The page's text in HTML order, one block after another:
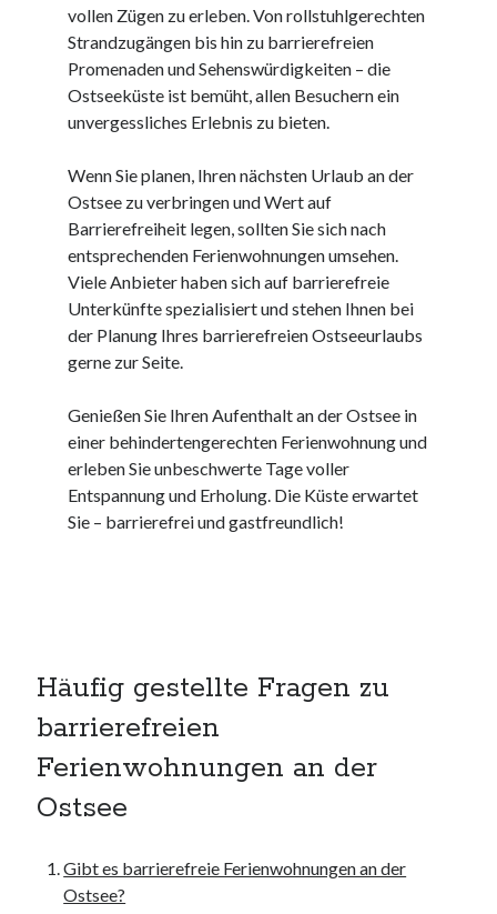
Kategorien
barrierefreie website
ferienhaus
ferienwohnung
ferienwohnung mit pflegebett nordsee
ferienwohnungen
fewo
firmenumzug
grundschule
hause
kunst und handwerk
privatumzug
rollstuhlgerechte ferienwohnung
seniorenreisen
sportunterricht
türmaße
typo3
Uncategorized
unterkunft
vollen Zügen zu erleben. Von rollstuhlgerechten
Strandzugängen bis hin zu barrierefreien
Promenaden und Sehenswürdigkeiten – die
Ostseeküste ist bemüht, allen Besuchern ein
unvergessliches Erlebnis zu bieten.
Wenn Sie planen, Ihren nächsten Urlaub an der
Ostsee zu verbringen und Wert auf
Barrierefreiheit legen, sollten Sie sich nach
entsprechenden Ferienwohnungen umsehen.
Viele Anbieter haben sich auf barrierefreie
Unterkünfte spezialisiert und stehen Ihnen bei
der Planung Ihres barrierefreien Ostseeurlaubs
gerne zur Seite.
Genießen Sie Ihren Aufenthalt an der Ostsee in
einer behindertengerechten Ferienwohnung und
erleben Sie unbeschwerte Tage voller
Entspannung und Erholung. Die Küste erwartet
Sie – barrierefrei und gastfreundlich!
Häufig gestellte Fragen zu
barrierefreien
Ferienwohnungen an der
Ostsee
Gibt es barrierefreie Ferienwohnungen an der
Ostsee?